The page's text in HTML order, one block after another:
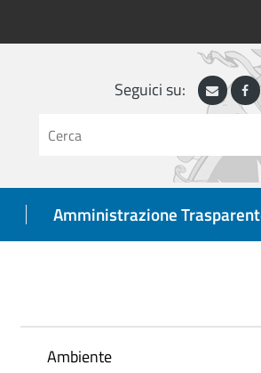
Seguici su:
da
Amministrazione
Ambiente